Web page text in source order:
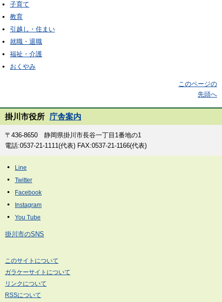
子育て
教育
引越し・住まい
就職・退職
福祉・介護
おくやみ
このページの
先頭へ
掛川市役所 庁舎案内
〒436-8650 静岡県掛川市長谷一丁目1番地の1
電話:0537-21-1111(代表) FAX:0537-21-1166(代表)
掛川市のSNS
このサイトについて
ガラケーサイトについて
リンクについて
RSSについて